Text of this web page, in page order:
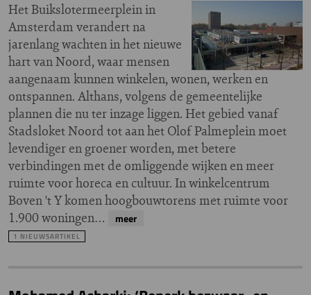
Het Buikslotermeerplein in
Amsterdam verandert na
jarenlang wachten in het nieuwe
hart van Noord, waar mensen
aangenaam kunnen winkelen, wonen, werken en
ontspannen. Althans, volgens de gemeentelijke
plannen die nu ter inzage liggen. Het gebied vanaf
Stadsloket Noord tot aan het Olof Palmeplein moet
levendiger en groener worden, met betere
verbindingen met de omliggende wijken en meer
ruimte voor horeca en cultuur. In winkelcentrum
Boven 't Y komen hoogbouwtorens met ruimte voor
1.900 woningen…
meer
1 NIEUWSARTIKEL